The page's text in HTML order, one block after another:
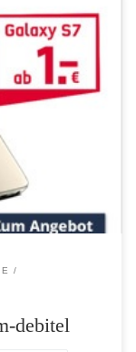
Galaxy S7 und S7
im Telekom D1-
Smartphones
mit leistungsstarker
oder
debitel